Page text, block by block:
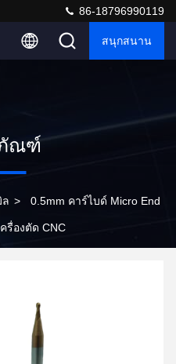
86-18796990119
สนุกสนาน
ณฑ์
ล > 0.5mm คาร์ไบด์ Micro End
รื่องตัด CNC